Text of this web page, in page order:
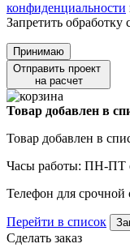
конфиденциальности
Запретить обработку
Принимаю
Отправить проект
на расчет
Товар добавлен в
Товар добавлен в
Часы работы: ПН-ПТ
Телефон для срочной
Перейти в список
Сделать заказ